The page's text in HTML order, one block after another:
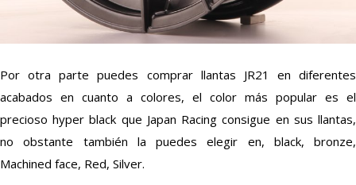
Por otra parte puedes comprar llantas JR21 en diferentes
acabados en cuanto a colores, el color más popular es el
precioso hyper black que Japan Racing consigue en sus llantas,
no obstante también la puedes elegir en, black, bronze,
Machined face, Red, Silver.